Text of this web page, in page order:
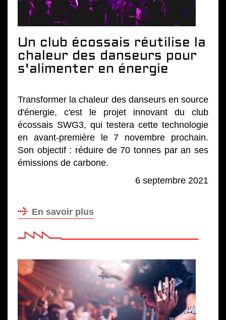
Un club écossais réutilise la
chaleur des danseurs pour
s'alimenter en énergie
Transformer la chaleur des danseurs en source
d'énergie, c'est le projet innovant du club
écossais SWG3, qui testera cette technologie
en avant-première le 7 novembre prochain.
Son objectif : réduire de 70 tonnes par an ses
émissions de carbone.
6 septembre 2021
En savoir plus